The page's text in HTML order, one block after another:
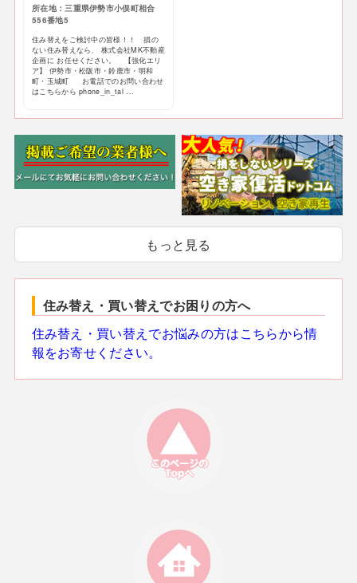
所在地：三重県伊勢市小俣町相合
556番地5
住み替えをご検討中の皆様！！ 損の
ない住み替えなら、 株式会社MK不動産
企画に お任せください。 【強化エリ
ア】 伊勢市・松阪市・鈴鹿市・明和
町・玉城町 お電話でのお問い合わせ
はこちらから phone_in_tal ...
もっと見る
住み替え・買い替えでお困りの方へ
住み替え・買い替えでお悩みの方はこちらから情
報をお寄せください。